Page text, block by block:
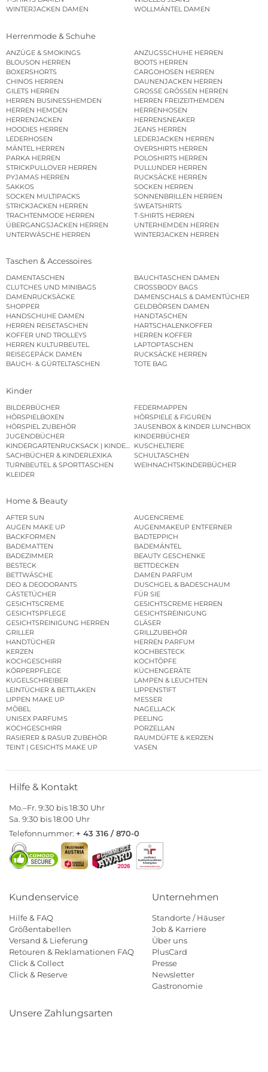
WINTERJACKEN DAMEN
WOLLMÄNTEL DAMEN
Herrenmode & Schuhe
ANZÜGE & SMOKINGS
ANZUGSSCHUHE HERREN
BLOUSON HERREN
BOOTS HERREN
BOXERSHORTS
CARGOHOSEN HERREN
CHINOS HERREN
DAUNENJACKEN HERREN
GILETS HERREN
GROSSE GRÖSSEN HERREN
HERREN BUSINESSHEMDEN
HERREN FREIZEITHEMDEN
HERREN HEMDEN
HERRENHOSEN
HERRENJACKEN
HERRENSNEAKER
HOODIES HERREN
JEANS HERREN
LEDERHOSEN
LEDERJACKEN HERREN
MÄNTEL HERREN
OVERSHIRTS HERREN
PARKA HERREN
POLOSHIRTS HERREN
STRICKPULLOVER HERREN
PULLUNDER HERREN
PYJAMAS HERREN
RUCKSÄCKE HERREN
SAKKOS
SOCKEN HERREN
SOCKEN MULTIPACKS
SONNENBRILLEN HERREN
STRICKJACKEN HERREN
SWEATSHIRTS
TRACHTENMODE HERREN
T-SHIRTS HERREN
ÜBERGANGSJACKEN HERREN
UNTERHEMDEN HERREN
UNTERWÄSCHE HERREN
WINTERJACKEN HERREN
Taschen & Accessoires
DAMENTASCHEN
BAUCHTASCHEN DAMEN
CLUTCHES UND MINIBAGS
CROSSBODY BAGS
DAMENRUCKSÄCKE
DAMENSCHALS & DAMENTÜCHER
SHOPPER
GELDBÖRSEN DAMEN
HANDSCHUHE DAMEN
HANDTASCHEN
HERREN REISETASCHEN
HARTSCHALENKOFFER
KOFFER UND TROLLEYS
HERREN KOFFER
HERREN KULTURBEUTEL
LAPTOPTASCHEN
REISEGEPÄCK DAMEN
RUCKSÄCKE HERREN
BAUCH- & GÜRTELTASCHEN
TOTE BAG
Kinder
BILDERBÜCHER
FEDERMAPPEN
HÖRSPIELBOXEN
HÖRSPIELE & FIGUREN
HÖRSPIEL ZUBEHÖR
JAUSENBOX & KINDER LUNCHBOX
JUGENDBÜCHER
KINDERBÜCHER
KINDERGARTENRUCKSACK | KINDERGARTENBEUTEL
KUSCHELTIERE
SACHBÜCHER & KINDERLEXIKA
SCHULTASCHEN
TURNBEUTEL & SPORTTASCHEN
WEIHNACHTSKINDERBÜCHER
KLEIDER
Home & Beauty
AFTER SUN
AUGENCREME
AUGEN MAKE UP
AUGENMAKEUP ENTFERNER
BACKFORMEN
BADTEPPICH
BADEMATTEN
BADEMÄNTEL
BADEZIMMER
BEAUTY GESCHENKE
BESTECK
BETTDECKEN
BETTWÄSCHE
DAMEN PARFUM
DEO & DEODORANTS
DUSCHGEL & BADESCHAUM
GÄSTETÜCHER
FÜR SIE
GESICHTSCREME
GESICHTSCREME HERREN
GESICHTSPFLEGE
GESICHTSREINIGUNG
GESICHTSREINIGUNG HERREN
GLÄSER
GRILLER
GRILLZUBEHÖR
HANDTÜCHER
HERREN PARFUM
KERZEN
KOCHBESTECK
KOCHGESCHIRR
KOCHTÖPFE
KÖRPERPFLEGE
KÜCHENGERÄTE
KUGELSCHREIBER
LAMPEN & LEUCHTEN
LEINTÜCHER & BETTLAKEN
LIPPENSTIFT
LIPPEN MAKE UP
MESSER
MÖBEL
NAGELLACK
UNISEX PARFUMS
PEELING
KOCHGESCHIRR
PORZELLAN
RASIERER & RASUR ZUBEHÖR
RAUMDÜFTE & KERZEN
TEINT | GESICHTS MAKE UP
VASEN
Hilfe & Kontakt
Mo.–Fr. 9:30 bis 18:30 Uhr
Sa. 9:30 bis 18:00 Uhr
Telefonnummer: + 43 316 / 870-0
Kundenservice
Hilfe & FAQ
Größentabellen
Versand & Lieferung
Retouren & Reklamationen FAQ
Click & Collect
Click & Reserve
Unternehmen
Standorte / Häuser
Job & Karriere
Über uns
PlusCard
Presse
Newsletter
Gastronomie
Unsere Zahlungsarten